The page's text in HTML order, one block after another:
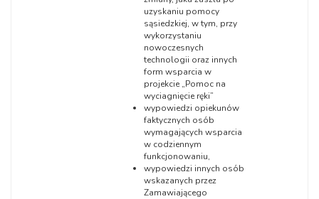
uzyskaniu pomocy
sąsiedzkiej, w tym, przy
wykorzystaniu
nowoczesnych
technologii oraz innych
form wsparcia w
projekcie „Pomoc na
wyciagnięcie ręki”
wypowiedzi opiekunów
faktycznych osób
wymagających wsparcia
w codziennym
funkcjonowaniu,
wypowiedzi innych osób
wskazanych przez
Zamawiającego